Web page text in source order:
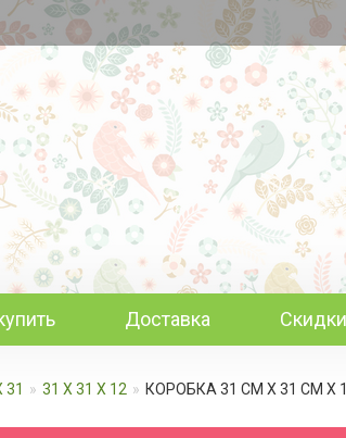
Доставка Скидки
31 31 Х 31 Х 12 КОРОБКА 31 СМ Х 31 СМ